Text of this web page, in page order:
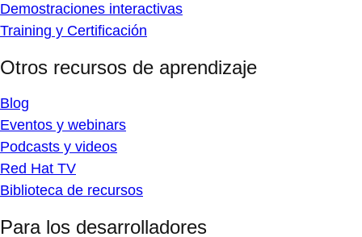
Demostraciones interactivas
Training y Certificación
Otros recursos de aprendizaje
Blog
Eventos y webinars
Podcasts y videos
Red Hat TV
Biblioteca de recursos
Para los desarrolladores